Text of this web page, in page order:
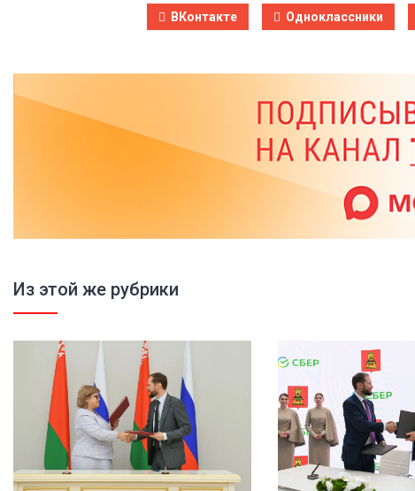
ВКонтакте Одноклассники
Из этой же рубрики